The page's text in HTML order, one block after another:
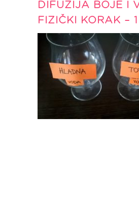
DIFUZIJA BOJE I
FIZIČKI KORAK – 1